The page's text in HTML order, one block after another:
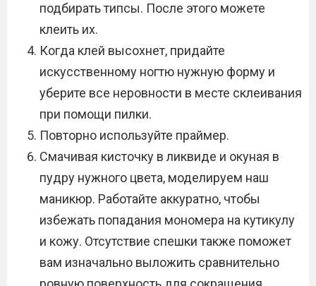
подбирать типсы. После этого можете
клеить их.
Когда клей высохнет, придайте
искусственному ногтю нужную форму и
уберите все неровности в месте склеивания
при помощи пилки.
Повторно используйте праймер.
Смачивая кисточку в ликвиде и окуная в
пудру нужного цвета, моделируем наш
маникюр. Работайте аккуратно, чтобы
избежать попадания мономера на кутикулу
и кожу. Отсутствие спешки также поможет
вам изначально выложить сравнительно